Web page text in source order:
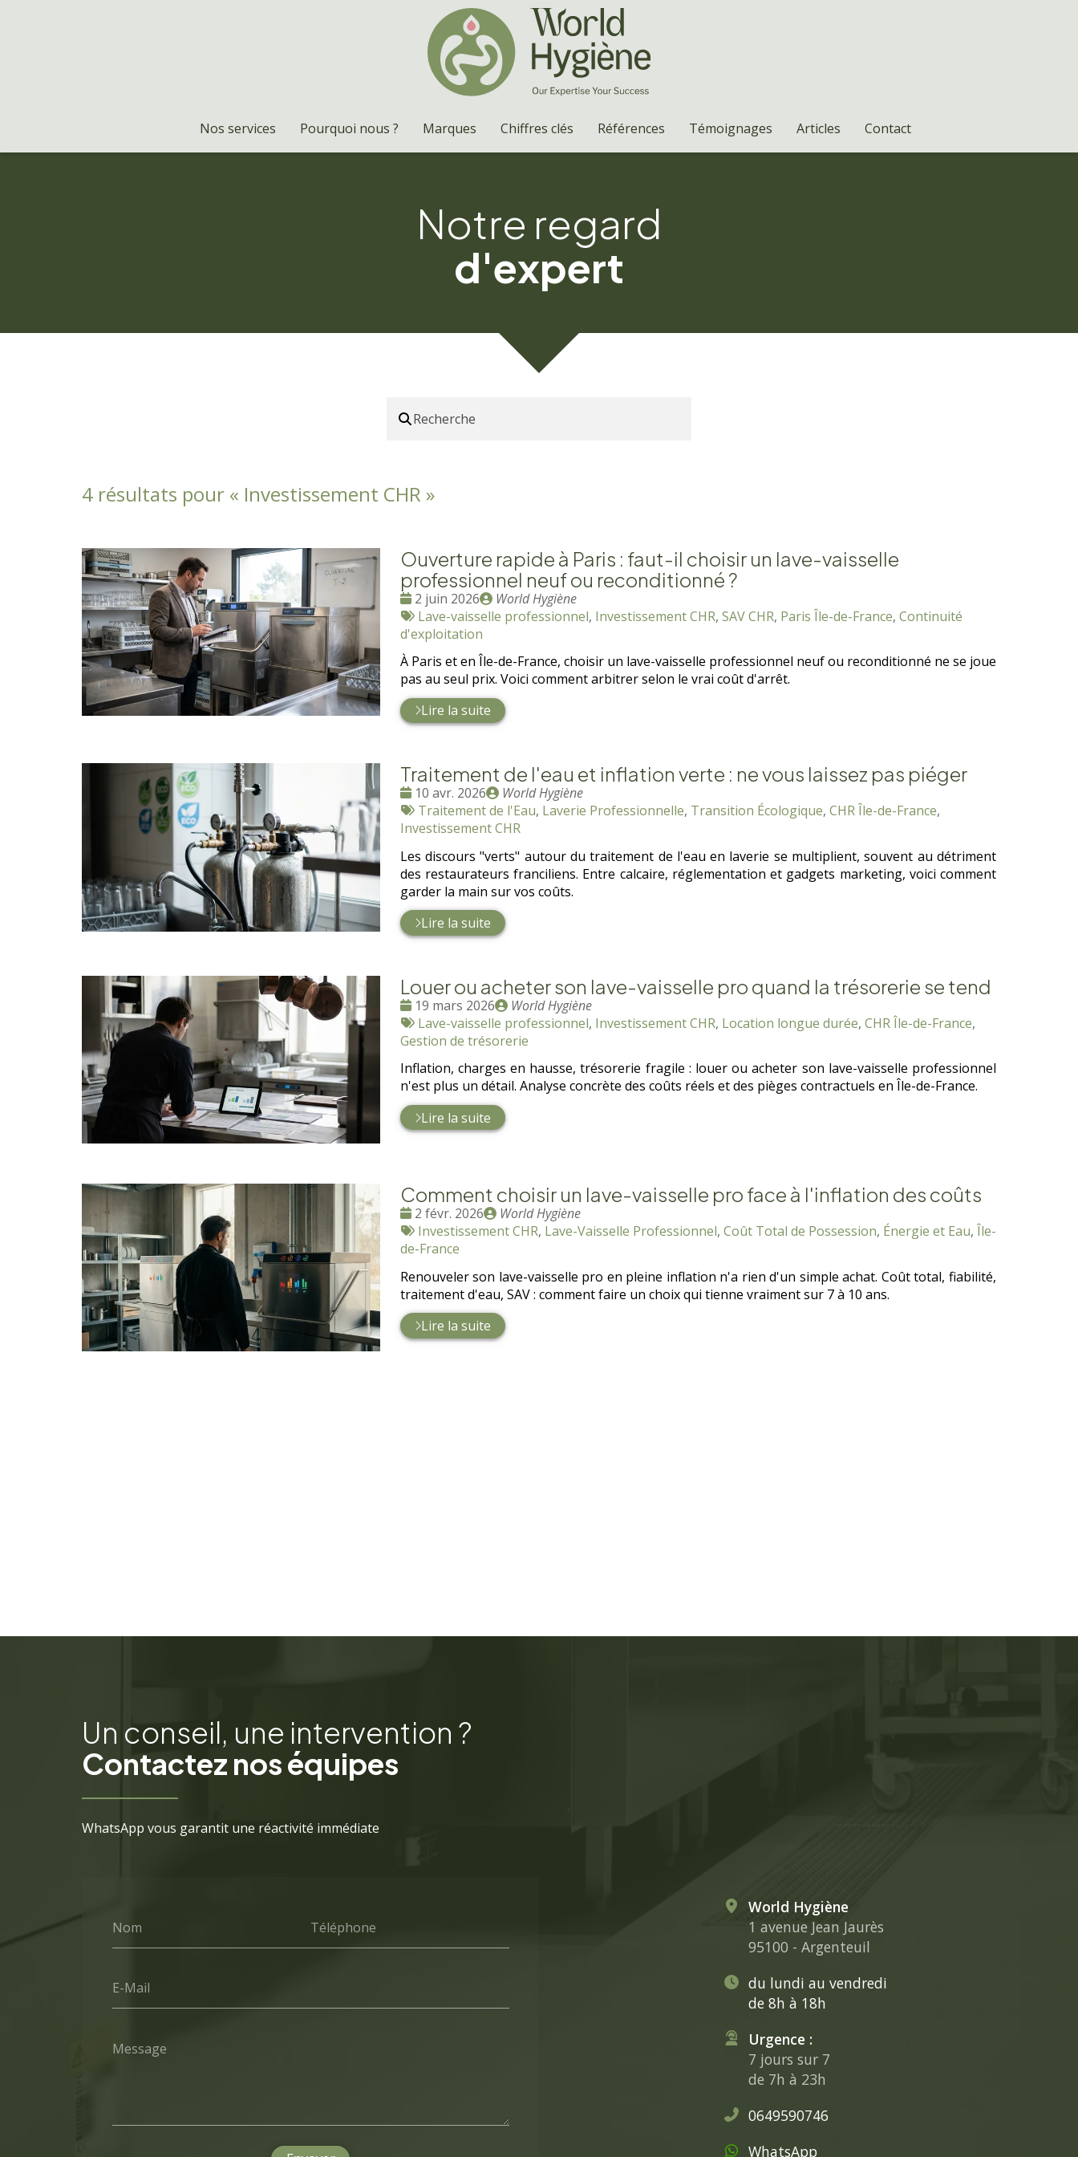
Nos services Pourquoi nous ? Marques Chiffres clés Références Témoignages Articles Contact
Notre regard
d'expert
4 résultats pour « Investissement CHR »
Ouverture rapide à Paris : faut-il choisir un lave-vaisselle
professionnel neuf ou reconditionné ?
Date
:
2 juin 2026
Publié
par
World Hygiène
Tags
:
Lave-vaisselle professionnel, Investissement CHR, SAV CHR, Paris Île-de-France, Continuité
d'exploitation
À Paris et en Île-de-France, choisir un lave-vaisselle professionnel neuf ou reconditionné ne se joue
pas au seul prix. Voici comment arbitrer selon le vrai coût d'arrêt.
Lire la suite
Traitement de l'eau et inflation verte : ne vous laissez pas piéger
Date
:
10 avr. 2026
Publié
par
World Hygiène
Tags
:
Traitement de l'Eau, Laverie Professionnelle, Transition Écologique, CHR Île-de-France,
Investissement CHR
Les discours "verts" autour du traitement de l'eau en laverie se multiplient, souvent au détriment
des restaurateurs franciliens. Entre calcaire, réglementation et gadgets marketing, voici comment
garder la main sur vos coûts.
Lire la suite
Louer ou acheter son lave-vaisselle pro quand la trésorerie se tend
Date
:
19 mars 2026
Publié
par
World Hygiène
Tags
:
Lave-vaisselle professionnel, Investissement CHR, Location longue durée, CHR Île-de-France,
Gestion de trésorerie
Inflation, charges en hausse, trésorerie fragile : louer ou acheter son lave-vaisselle professionnel
n'est plus un détail. Analyse concrète des coûts réels et des pièges contractuels en Île-de-France.
Lire la suite
Comment choisir un lave-vaisselle pro face à l'inflation des coûts
Date
:
2 févr. 2026
Publié
par
World Hygiène
Tags
:
Investissement CHR, Lave-Vaisselle Professionnel, Coût Total de Possession, Énergie et Eau, Île-
de-France
Renouveler son lave-vaisselle pro en pleine inflation n'a rien d'un simple achat. Coût total, fiabilité,
traitement d'eau, SAV : comment faire un choix qui tienne vraiment sur 7 à 10 ans.
Lire la suite
Un conseil, une intervention ?
Contactez nos équipes
WhatsApp vous garantit une réactivité immédiate
Nom Téléphone
E-Mail
Message
World Hygiène
1 avenue Jean Jaurès
95100 - Argenteuil
du lundi au vendredi
de 8h à 18h
Urgence :
7 jours sur 7
de 7h à 23h
0649590746
WhatsApp